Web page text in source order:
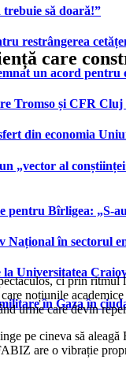
trebuie să doară!”
restrângerea
un acord
Tromso și CFR
din economia
„vector al
pentru Bîrligea: „S-
în sectorul
Universitatea
în Gaza în
care
ci prin ritmul
noțiunile
urme care devin
pe cineva să
are o vibrație